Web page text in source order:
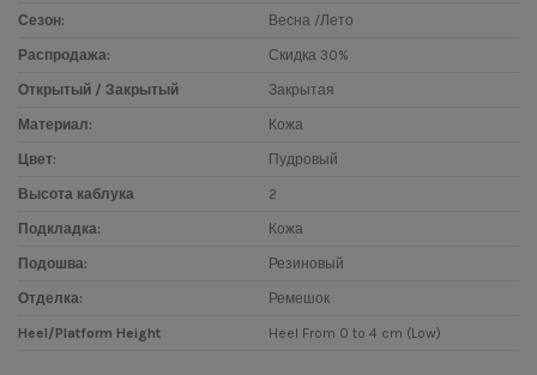
Сезон: Весна /Лето
Распродажа: Скидка 30%
Открытый / Закрытый Закрытая
Материал: Кожа
Цвет: Пудровый
Высота каблука 2
Подкладка: Кожа
Подошва: Резиновый
Отделка: Ремешок
Heel/Platform Height Heel From 0 to 4 cm (Low)